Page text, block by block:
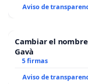
Aviso de
Cambiar el
Gavà
5 firmas
Aviso de